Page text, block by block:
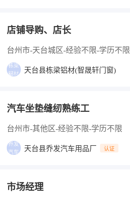
店铺导购、店长
台州市-天台城区-经验不限-学历不限
天台县栋梁铝材(智晟轩门窗)
汽车坐垫缝纫熟练工
台州市-其他区-经验不限-学历不限
天台县乔发汽车用品厂 认证
市场经理